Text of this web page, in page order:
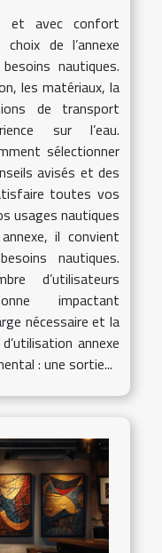
et avec confort
de l’annexe
nautiques.
les matériaux, la
de transport
sur l’eau.
sélectionner
avisés et des
toutes vos
usages nautiques
il convient
nautiques.
d’utilisateurs
impactant
nécessaire et la
annexe
: une sortie...